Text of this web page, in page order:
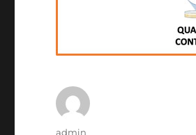
Author
admin